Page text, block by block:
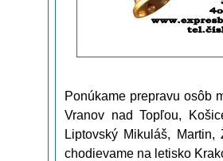
Ponúkame prepravu osôb
Vranov nad Topľou,
Liptovský Mikuláš,
chodievame na letisko